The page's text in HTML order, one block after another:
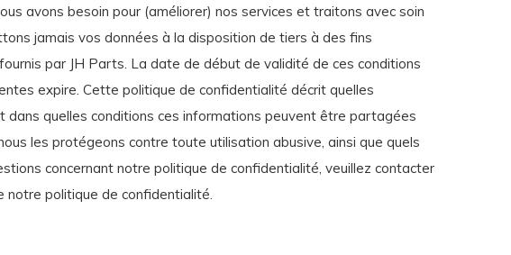
avons besoin pour (améliorer) nos services et traitons avec soin
jamais vos données à la disposition de tiers à des fins
par JH Parts. La date de début de validité de ces conditions
expire. Cette politique de confidentialité décrit quelles
quelles conditions ces informations peuvent être partagées
les protégeons contre toute utilisation abusive, ainsi que quels
concernant notre politique de confidentialité, veuillez contacter
notre politique de confidentialité.